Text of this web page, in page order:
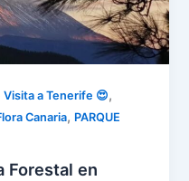
a Tenerife 😍,
Canaria, PARQUE
Forestal en